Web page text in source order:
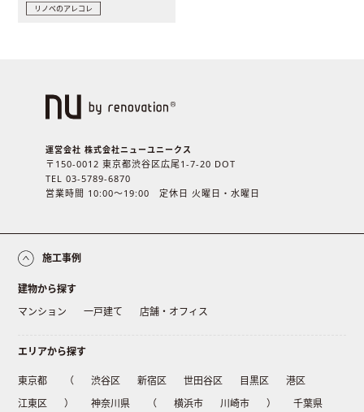
リノベのアレコレ
運営会社 株式会社ニューユニークス
〒150-0012 東京都渋谷区広尾1-7-20 DOT
TEL 03-5789-6870
営業時間 10:00〜19:00 定休日 火曜日・水曜日
施工事例
建物から探す
マンション
一戸建て 店舗・オフィス
エリアから探す
東京都 （ 渋谷区 新宿区 世田谷区 目黒区
港区
江東区
） 神奈川県 （ 横浜市 川崎市 ）
千葉県